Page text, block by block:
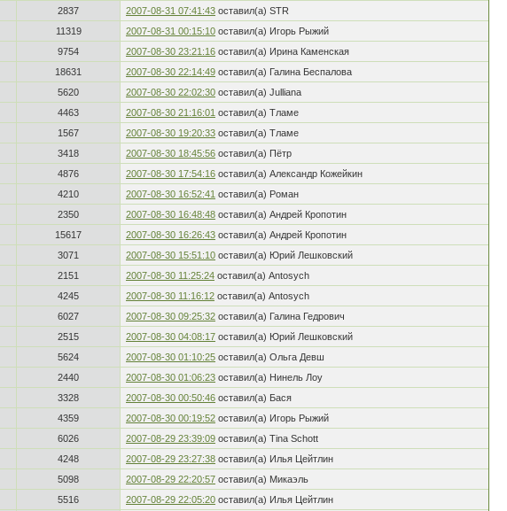
2837 2007-08-31 07:41:43 оставил(а) STR
11319 2007-08-31 00:15:10 оставил(а) Игорь Рыжий
9754 2007-08-30 23:21:16 оставил(а) Ирина Каменская
18631 2007-08-30 22:14:49 оставил(а) Галина Беспалова
5620 2007-08-30 22:02:30 оставил(а) Julliana
4463 2007-08-30 21:16:01 оставил(а) Тламе
1567 2007-08-30 19:20:33 оставил(а) Тламе
3418 2007-08-30 18:45:56 оставил(а) Пётр
4876 2007-08-30 17:54:16 оставил(а) Александр Кожейкин
4210 2007-08-30 16:52:41 оставил(а) Роман
2350 2007-08-30 16:48:48 оставил(а) Андрей Кропотин
15617 2007-08-30 16:26:43 оставил(а) Андрей Кропотин
3071 2007-08-30 15:51:10 оставил(а) Юрий Лешковский
2151 2007-08-30 11:25:24 оставил(а) Antosych
4245 2007-08-30 11:16:12 оставил(а) Antosych
6027 2007-08-30 09:25:32 оставил(а) Галина Гедрович
2515 2007-08-30 04:08:17 оставил(а) Юрий Лешковский
5624 2007-08-30 01:10:25 оставил(а) Ольга Девш
2440 2007-08-30 01:06:23 оставил(а) Нинель Лоу
3328 2007-08-30 00:50:46 оставил(а) Бася
4359 2007-08-30 00:19:52 оставил(а) Игорь Рыжий
6026 2007-08-29 23:39:09 оставил(а) Tina Schott
4248 2007-08-29 23:27:38 оставил(а) Илья Цейтлин
5098 2007-08-29 22:20:57 оставил(а) Микаэль
5516 2007-08-29 22:05:20 оставил(а) Илья Цейтлин